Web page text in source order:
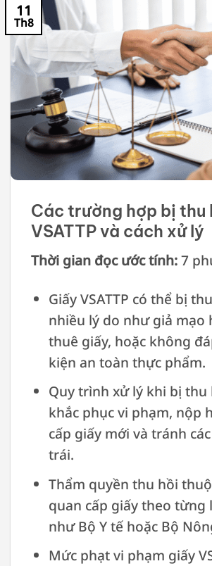
11
Th8
Các trường hợp bị thu
VSATTP và cách xử lý
Thời gian đọc ước tính:7
Giấy VSATTP có thể bị
nhiều lý do như giả mạo
thuê giấy, hoặc không
kiện an toàn thực phẩm.
Quy trình xử lý khi bị thu
khắc phục vi phạm, nộp
cấp giấy mới và tránh
trái.
Thẩm quyền thu hồi
quan cấp giấy theo từng
như Bộ Y tế hoặc Bộ
Mức phạt vi phạm giấy